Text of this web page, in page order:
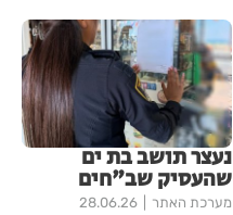
נעצר תושב בת ים
שהעסיק שב"חים
מערכת האתר 28.06.26